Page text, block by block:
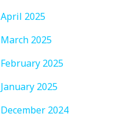
April 2025
March 2025
February 2025
January 2025
December 2024